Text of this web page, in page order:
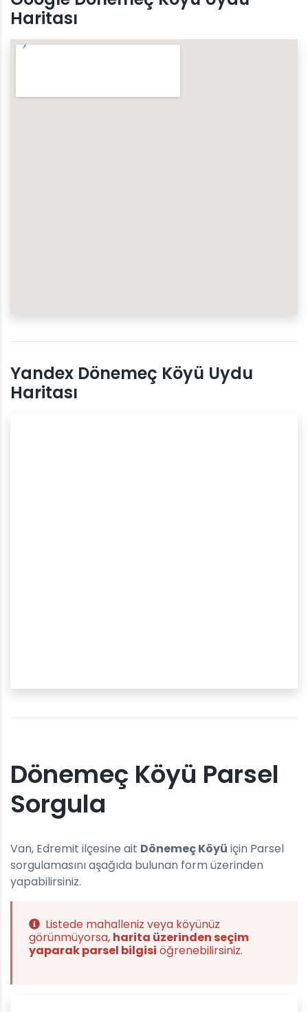
Haritası
Yandex Dönemeç Köyü Uydu
Haritası
Dönemeç Köyü Parsel
Sorgula
Van, Edremit ilçesine ait Dönemeç Köyü için Parsel
sorgulamasını aşağıda bulunan form üzerinden
yapabilirsiniz.
Listede mahalleniz veya köyünüz
görünmüyorsa, harita üzerinden seçim
yaparak parsel bilgisi öğrenebilirsiniz.